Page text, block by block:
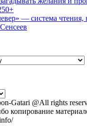
— система чтения,
Gatari @All rights
копирование